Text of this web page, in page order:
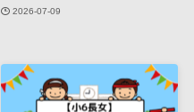
2026-07-09